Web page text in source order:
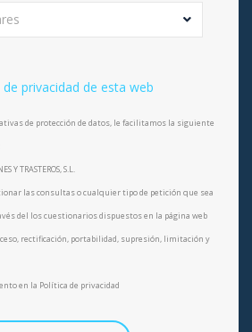
privacidad de esta web
de protección de datos, le facilitamos la siguiente
Y TRASTEROS, S.L.
las consultas o cualquier tipo de petición que sea
del los cuestionarios dispuestos en la página web
rectificación, portabilidad, supresión, limitación y
en la Política de privacidad